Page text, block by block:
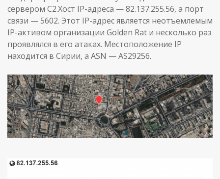
сервером C2.Хост IP-адреса — 82.137.255.56, а порт
связи — 5602. Этот IP-адрес является неотъемлемым
IP-активом организации Golden Rat и несколько раз
проявлялся в его атаках. Местоположение IP
находится в Сирии, а ASN — AS29256.